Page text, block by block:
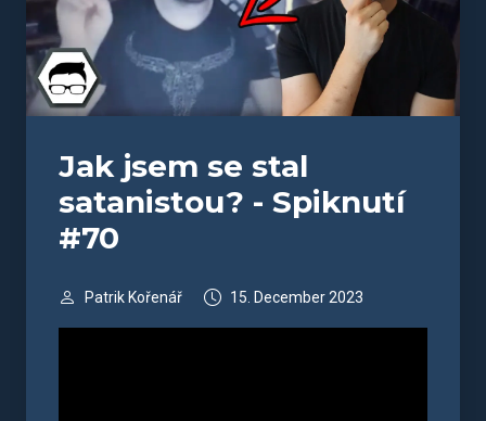
Jak jsem se stal
satanistou? - Spiknutí
#70
Patrik Kořenář 15. December 2023